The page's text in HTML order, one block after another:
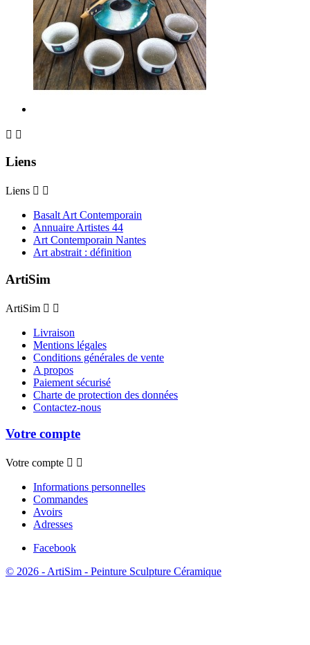
 
Liens
Liens  
Basalt Art Contemporain
Annuaire Artistes 44
Art Contemporain Nantes
Art abstrait : définition
ArtiSim
ArtiSim  
Livraison
Mentions légales
Conditions générales de vente
A propos
Paiement sécurisé
Charte de protection des données
Contactez-nous
Votre compte
Votre compte  
Informations personnelles
Commandes
Avoirs
Adresses
Facebook
© 2026 - ArtiSim - Peinture Sculpture Céramique